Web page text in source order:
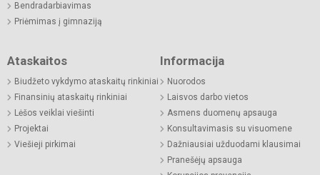
Bendradarbiavimas
Priėmimas į gimnaziją
Ataskaitos
Biudžeto vykdymo ataskaitų rinkiniai
Finansinių ataskaitų rinkiniai
Lėšos veiklai viešinti
Projektai
Viešieji pirkimai
Informacija
Nuorodos
Laisvos darbo vietos
Asmens duomenų apsauga
Konsultavimasis su visuomene
Dažniausiai užduodami klausimai
Pranešėjų apsauga